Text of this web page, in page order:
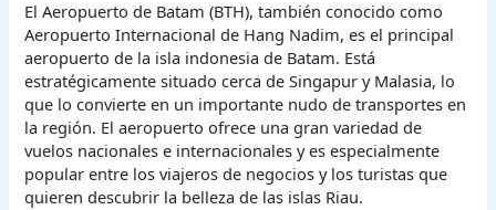
El Aeropuerto de Batam (BTH), también conocido como
Aeropuerto Internacional de Hang Nadim, es el principal
aeropuerto de la isla indonesia de Batam. Está
estratégicamente situado cerca de Singapur y Malasia, lo
que lo convierte en un importante nudo de transportes en
la región. El aeropuerto ofrece una gran variedad de
vuelos nacionales e internacionales y es especialmente
popular entre los viajeros de negocios y los turistas que
quieren descubrir la belleza de las islas Riau.